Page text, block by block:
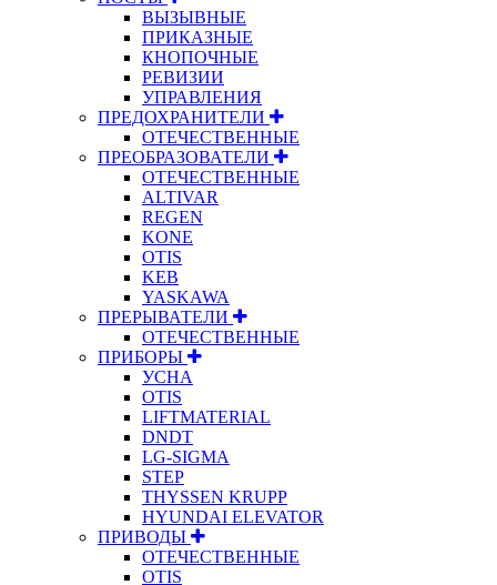
ВЫЗЫВНЫЕ
ПРИКАЗНЫЕ
КНОПОЧНЫЕ
РЕВИЗИИ
УПРАВЛЕНИЯ
ПРЕДОХРАНИТЕЛИ
ОТЕЧЕСТВЕННЫЕ
ПРЕОБРАЗОВАТЕЛИ
ОТЕЧЕСТВЕННЫЕ
ALTIVAR
REGEN
KONE
OTIS
KEB
YASKAWA
ПРЕРЫВАТЕЛИ
ОТЕЧЕСТВЕННЫЕ
ПРИБОРЫ
УСНА
OTIS
LIFTMATERIAL
DNDT
LG-SIGMA
STEP
THYSSEN KRUPP
HYUNDAI ELEVATOR
ПРИВОДЫ
ОТЕЧЕСТВЕННЫЕ
OTIS